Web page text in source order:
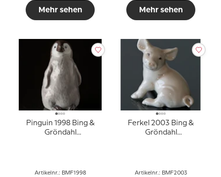
Mehr sehen Mehr sehen
Pinguin 1998 Bing &
Gröndahl
Artikelnr.: BMF1998
Ferkel 2003 Bing &
Gröndahl
Artikelnr.: BMF2003